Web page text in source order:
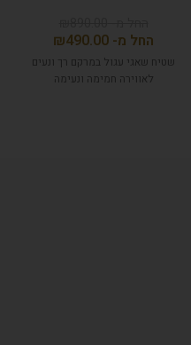
₪490.00
שטיח שאגי עגול במרקם רך ונעים
לאווירה חמימה ונעימה